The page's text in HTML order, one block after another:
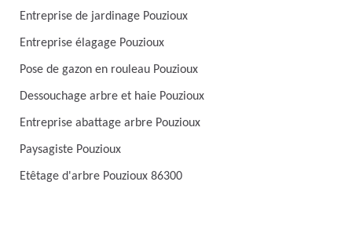
Entreprise de jardinage Pouzioux
Entreprise élagage Pouzioux
Pose de gazon en rouleau Pouzioux
Dessouchage arbre et haie Pouzioux
Entreprise abattage arbre Pouzioux
Paysagiste Pouzioux
Etêtage d'arbre Pouzioux 86300